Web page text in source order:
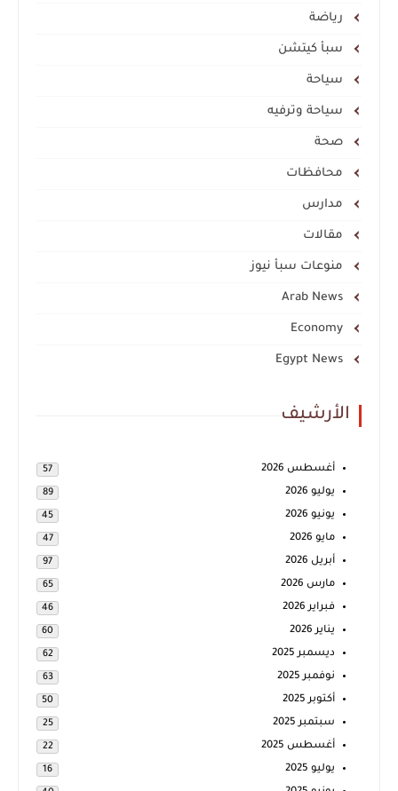
رياضة
سبأ كيتشن
سياحة
سياحة وترفيه
صحة
محافظات
مدارس
مقالات
منوعات سبأ نيوز
Arab News
Economy
Egypt News
الأرشيف
أغسطس 2026 57
يوليو 2026 89
يونيو 2026 45
مايو 2026 47
أبريل 2026 97
مارس 2026 65
فبراير 2026 46
يناير 2026 60
ديسمبر 2025 62
نوفمبر 2025 63
أكتوبر 2025 50
سبتمبر 2025 25
أغسطس 2025 22
يوليو 2025 16